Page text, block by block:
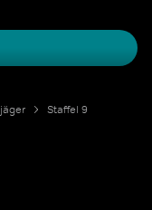
Staffel 9